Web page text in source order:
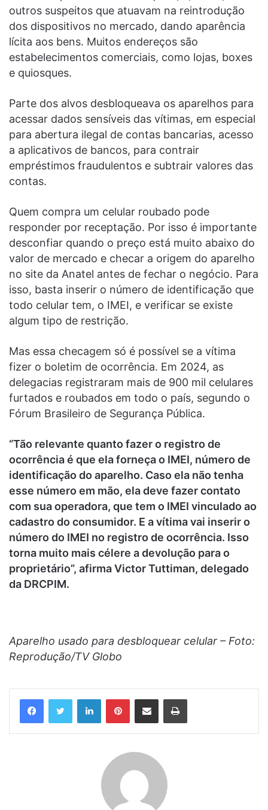
outros suspeitos que atuavam na reintrodução
dos dispositivos no mercado, dando aparência
lícita aos bens. Muitos endereços são
estabelecimentos comerciais, como lojas, boxes
e quiosques.
Parte dos alvos desbloqueava os aparelhos para
acessar dados sensíveis das vítimas, em especial
para abertura ilegal de contas bancarias, acesso
a aplicativos de bancos, para contrair
empréstimos fraudulentos e subtrair valores das
contas.
Quem compra um celular roubado pode
responder por receptação. Por isso é importante
desconfiar quando o preço está muito abaixo do
valor de mercado e checar a origem do aparelho
no site da Anatel antes de fechar o negócio. Para
isso, basta inserir o número de identificação que
todo celular tem, o IMEI, e verificar se existe
algum tipo de restrição.
Mas essa checagem só é possível se a vítima
fizer o boletim de ocorrência. Em 2024, as
delegacias registraram mais de 900 mil celulares
furtados e roubados em todo o país, segundo o
Fórum Brasileiro de Segurança Pública.
“Tão relevante quanto fazer o registro de
ocorrência é que ela forneça o IMEI, número de
identificação do aparelho. Caso ela não tenha
esse número em mão, ela deve fazer contato
com sua operadora, que tem o IMEI vinculado ao
cadastro do consumidor. E a vítima vai inserir o
número do IMEI no registro de ocorrência. Isso
torna muito mais célere a devolução para o
proprietário”, afirma Victor Tuttiman, delegado
da DRCPIM.
Aparelho usado para desbloquear celular – Foto:
Reprodução/TV Globo
LinkedinPinterestCompartilhar via e-mail Imprimir